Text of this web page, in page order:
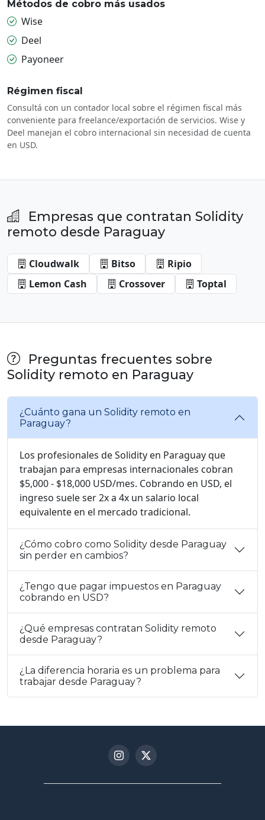
Métodos de cobro más usados
Wise
Deel
Payoneer
Régimen fiscal
Consultá con un contador local sobre el régimen fiscal más
conveniente para freelance/exportación de servicios. Wise y
Deel manejan el cobro internacional sin necesidad de cuenta
en USD.
Empresas que contratan Solidity
remoto desde Paraguay
Cloudwalk Bitso
Ripio
Lemon Cash
Crossover Toptal
Preguntas frecuentes sobre
Solidity remoto en Paraguay
¿Cuánto gana un Solidity remoto en
Paraguay?
Los profesionales de Solidity en Paraguay que
trabajan para empresas internacionales cobran
$5,000 - $18,000 USD/mes. Cobrando en USD, el
ingreso suele ser 2x a 4x un salario local
equivalente en el mercado tradicional.
¿Cómo cobro como Solidity desde Paraguay
sin perder en cambios?
¿Tengo que pagar impuestos en Paraguay
cobrando en USD?
¿Qué empresas contratan Solidity remoto
desde Paraguay?
¿La diferencia horaria es un problema para
trabajar desde Paraguay?